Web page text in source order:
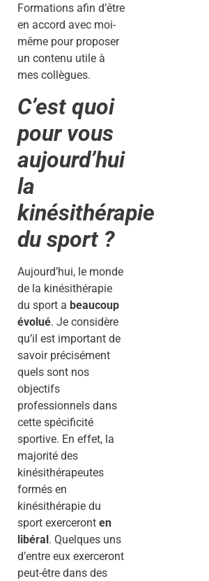
Formations afin d’être
en accord avec moi-
même pour proposer
un contenu utile à
mes collègues.
C’est quoi
pour vous
aujourd’hui
la
kinésithérapie
du sport ?
Aujourd’hui, le monde
de la kinésithérapie
du sport a beaucoup
évolué. Je considère
qu’il est important de
savoir précisément
quels sont nos
objectifs
professionnels dans
cette spécificité
sportive. En effet, la
majorité des
kinésithérapeutes
formés en
kinésithérapie du
sport exerceront en
libéral . Quelques uns
d’entre eux exerceront
peut-être dans des